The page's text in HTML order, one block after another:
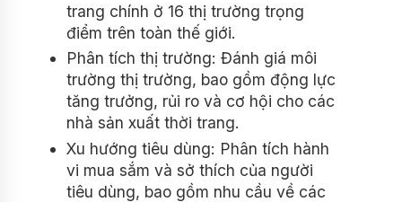
trang chính ở 16 thị trường trọng
điểm trên toàn thế giới.
Phân tích thị trường: Đánh giá môi
trường thị trường, bao gồm động lực
tăng trưởng, rủi ro và cơ hội cho các
nhà sản xuất thời trang.
Xu hướng tiêu dùng: Phân tích hành
vi mua sắm và sở thích của người
tiêu dùng, bao gồm nhu cầu về các